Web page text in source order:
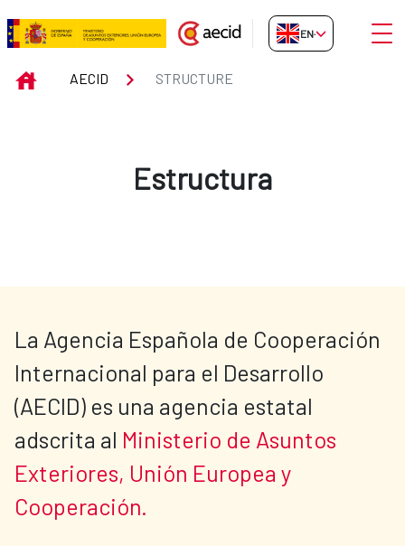
Skip to Main Content
Structure
EN-GB
INICIOAECID STRUCTURE
Estructura
La Agencia Española de Cooperación
Internacional para el Desarrollo
(AECID) es una agencia estatal
adscrita al Ministerio de Asuntos
Exteriores, Unión Europea y
Cooperación.